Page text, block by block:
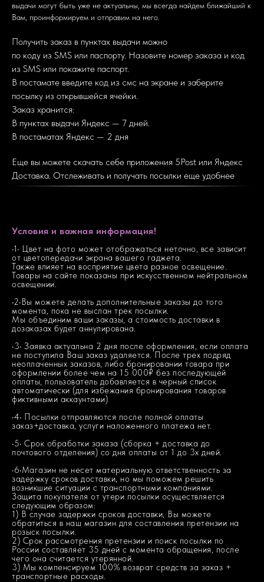
выдачи могут быть уже не актуальны, мы всегда найдем ближайший к
Вам, проинформируем и отправим на него.
Получить заказ в пунктах выдачи можно
️по коду из SMS или паспорту. Назовите номер заказа и код
из SMS или покажите паспорт.
️В постамате введите код из смс на экране и заберите
посылку из открывшейся ячейки.
Заказ хранится:
В пунктах выдачи Яндекс — 7 дней.
В постаматах Яндекс — 2 дня
Еще вы можете скачать себе приложения 5Post или Яндекс
Доставка. Отслеживать и получать посылки еще удобнее
Условия и важная информация!
•1• Цвет на фото может отображаться неточно, все зависит
от цветопередачи экрана вашего гаджета.
Также влияет на восприятие цвета разное освещение.
Товары на сайте показаны при искусственном нейтральном
освещении.
•2•Вы можете делать дополнительные заказы до того
момента, пока не выслан трек посылки.
Мы объединим ваши заказы, а стоимость доставки в
дозаказах будет аннулирована.
•3• Заявка актуальна 2 дня после оформления, если оплата
не поступила Ваш заказ удаляется. После трех подряд
неоплаченных заказов, либо бронировании товара при
оформлении более чем на 15 000₽ без последующей
оплаты, пользователь добавляется в черный список
автоматически (для избежания бронирования товаров
фиктивными аккаунтами)
•4• Посылки отправляются после полной оплаты
заказ+доставка, услуги наложенного платежа нет.
•5• Срок обработки заказа (сборка + доставка до
почтового отделения) со дня оплаты от 1 до 3х дней.
•6•Магазин не несет материальную ответственность за
задержку сроков доставки, но мы поможем решить
возникшие ситуации с транспортными компаниями.
Защита покупателя от утери посылки осуществляется
следующим образом:
1) В случае задержки сроков доставки, Вы можете
обратиться в наш магазин для составления претензии на
розыск посылки.
2) Срок рассмотрения претензии и поиск посылки по
России составляет 35 дней с момента обращения, после
чего она считается утерянной.
3) Мы компенсируем 100% возврат средств за заказ +
транспортные расходы.